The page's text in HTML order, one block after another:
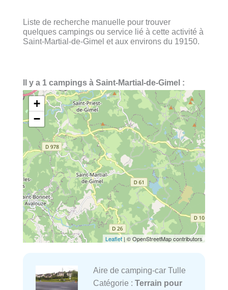
Liste de recherche manuelle pour trouver
quelques campings ou service lié à cette activité à
Saint-Martial-de-Gimel et aux environs du 19150.
Il y a 1 campings à Saint-Martial-de-Gimel :
+
−
Leaflet | © OpenStreetMap contributors
Aire de camping-car Tulle
Catégorie : Terrain pour